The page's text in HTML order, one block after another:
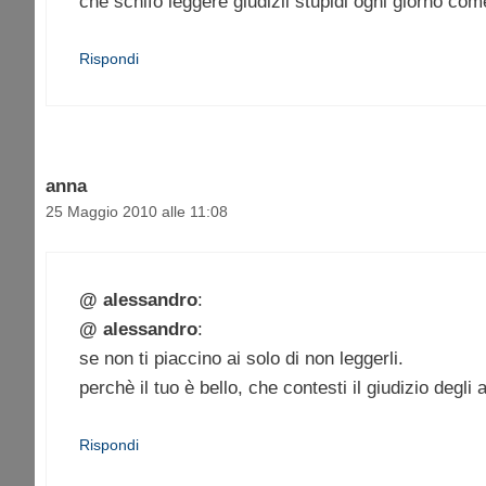
Rispondi
anna
25 Maggio 2010 alle 11:08
@ alessandro:
@ alessandro:
se non ti piaccino ai solo di non leggerli.
perchè il tuo è bello, che contesti il giudizio degli
Rispondi